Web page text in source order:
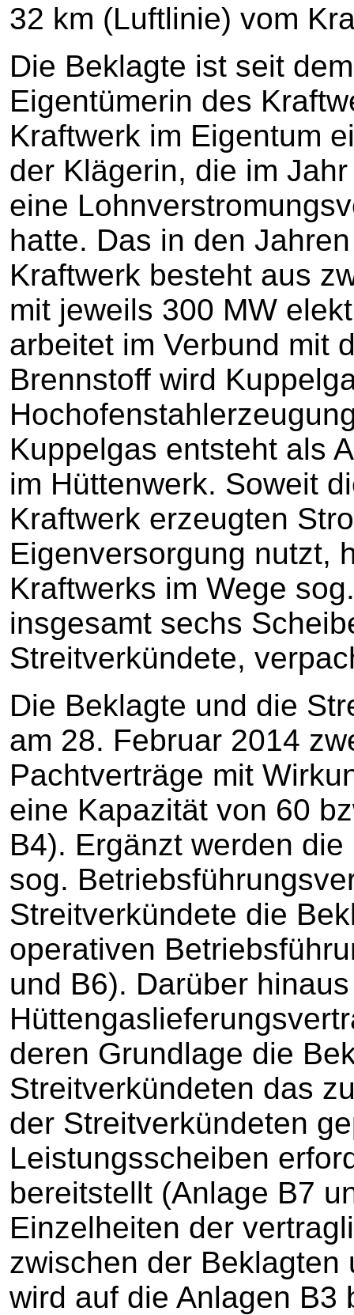
32 km (Luftlinie) vom
Die Beklagte ist seit
Eigentümerin des
Kraftwerk im Eigentum
der Klägerin, die im
eine
hatte. Das in den
Kraftwerk besteht aus
mit jeweils 300 MW
arbeitet im Verbund mit
Brennstoff wird
Kuppelgas entsteht als
im Hüttenwerk. Soweit
Kraftwerk erzeugten
Eigenversorgung nutzt,
Kraftwerks im Wege
insgesamt sechs
Streitverkündete,
Die Beklagte und die
am 28. Februar 2014
Pachtverträge mit
eine Kapazität von 60
B4). Ergänzt werden
sog.
Streitverkündete die
operativen
und B6). Darüber
deren Grundlage die
Streitverkündeten das
der Streitverkündeten
Leistungsscheiben
bereitstellt (Anlage B7
Einzelheiten der
zwischen der
wird auf die Anlagen B3